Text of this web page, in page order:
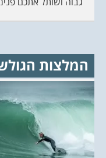
המלצות